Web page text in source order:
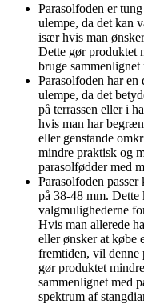
Parasolfoden er
ulempe, da det kan
især hvis man
Dette gør produktet
bruge sammenlignet
Parasolfoden har
ulempe, da det
på terrassen eller i
hvis man har
eller genstande
mindre praktisk og
parasolfødder med
Parasolfoden
på 38-48 mm. Dette
valgmulighederne
Hvis man allerede
eller ønsker at købe
fremtiden, vil
gør produktet
sammenlignet med
spektrum af